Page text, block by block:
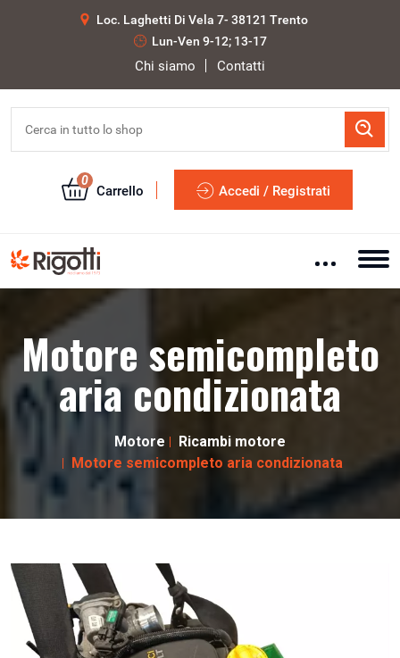
Loc. Laghetti Di Vela 7- 38121 Trento
Lun-Ven 9-12; 13-17
Chi siamo Contatti
0
Carrello Accedi / Registrati
Motore semicompleto
aria condizionata
Motore
Ricambi motore
Motore semicompleto aria condizionata